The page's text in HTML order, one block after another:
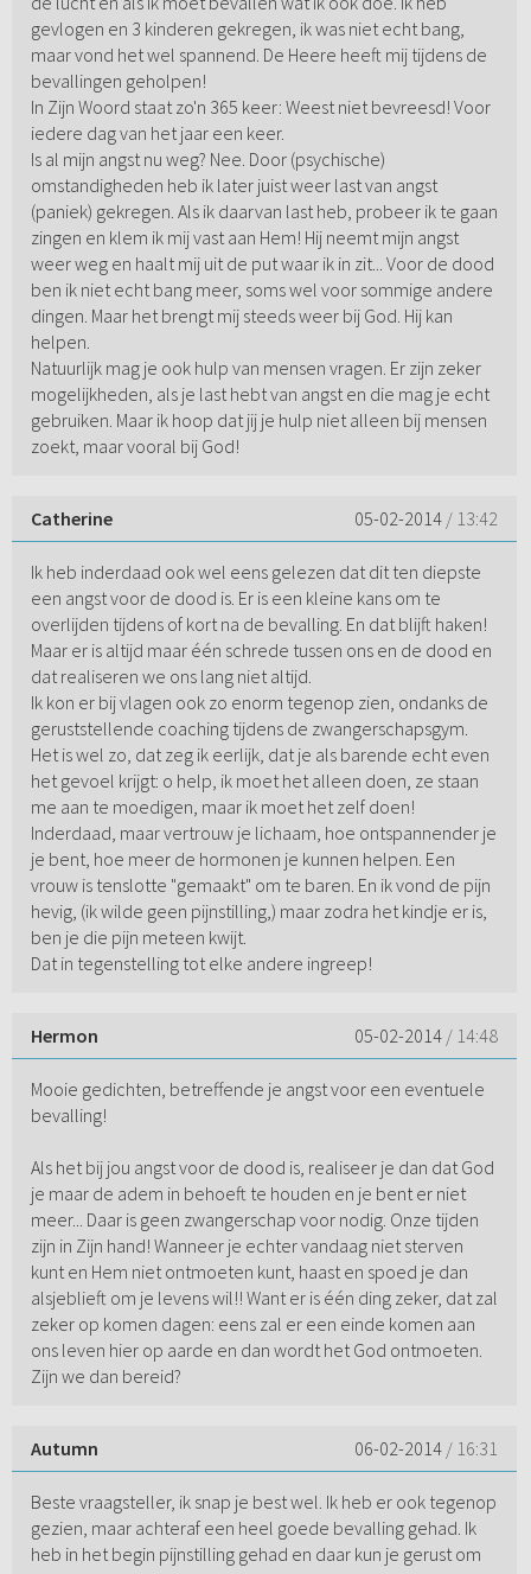
gevlogen en 3 kinderen gekregen, ik was niet echt bang,
maar vond het wel spannend. De Heere heeft mij tijdens de
bevallingen geholpen!
In Zijn Woord staat zo'n 365 keer: Weest niet bevreesd! Voor
iedere dag van het jaar een keer.
Is al mijn angst nu weg? Nee. Door (psychische)
omstandigheden heb ik later juist weer last van angst
(paniek) gekregen. Als ik daarvan last heb, probeer ik te gaan
zingen en klem ik mij vast aan Hem! Hij neemt mijn angst
weer weg en haalt mij uit de put waar ik in zit... Voor de dood
ben ik niet echt bang meer, soms wel voor sommige andere
dingen. Maar het brengt mij steeds weer bij God. Hij kan
helpen.
Natuurlijk mag je ook hulp van mensen vragen. Er zijn zeker
mogelijkheden, als je last hebt van angst en die mag je echt
gebruiken. Maar ik hoop dat jij je hulp niet alleen bij mensen
zoekt, maar vooral bij God!
Catherine 05-02-2014 / 13:42
Ik heb inderdaad ook wel eens gelezen dat dit ten diepste
een angst voor de dood is. Er is een kleine kans om te
overlijden tijdens of kort na de bevalling. En dat blijft haken!
Maar er is altijd maar één schrede tussen ons en de dood en
dat realiseren we ons lang niet altijd.
Ik kon er bij vlagen ook zo enorm tegenop zien, ondanks de
geruststellende coaching tijdens de zwangerschapsgym.
Het is wel zo, dat zeg ik eerlijk, dat je als barende echt even
het gevoel krijgt: o help, ik moet het alleen doen, ze staan
me aan te moedigen, maar ik moet het zelf doen!
Inderdaad, maar vertrouw je lichaam, hoe ontspannender je
je bent, hoe meer de hormonen je kunnen helpen. Een
vrouw is tenslotte "gemaakt" om te baren. En ik vond de pijn
hevig, (ik wilde geen pijnstilling,) maar zodra het kindje er is,
ben je die pijn meteen kwijt.
Dat in tegenstelling tot elke andere ingreep!
Hermon 05-02-2014 / 14:48
Mooie gedichten, betreffende je angst voor een eventuele
bevalling!
Als het bij jou angst voor de dood is, realiseer je dan dat God
je maar de adem in behoeft te houden en je bent er niet
meer... Daar is geen zwangerschap voor nodig. Onze tijden
zijn in Zijn hand! Wanneer je echter vandaag niet sterven
kunt en Hem niet ontmoeten kunt, haast en spoed je dan
alsjeblieft om je levens wil!! Want er is één ding zeker, dat zal
zeker op komen dagen: eens zal er een einde komen aan
ons leven hier op aarde en dan wordt het God ontmoeten.
Zijn we dan bereid?
Autumn 06-02-2014 / 16:31
Beste vraagsteller, ik snap je best wel. Ik heb er ook tegenop
gezien, maar achteraf een heel goede bevalling gehad. Ik
heb in het begin pijnstilling gehad en daar kun je gerust om